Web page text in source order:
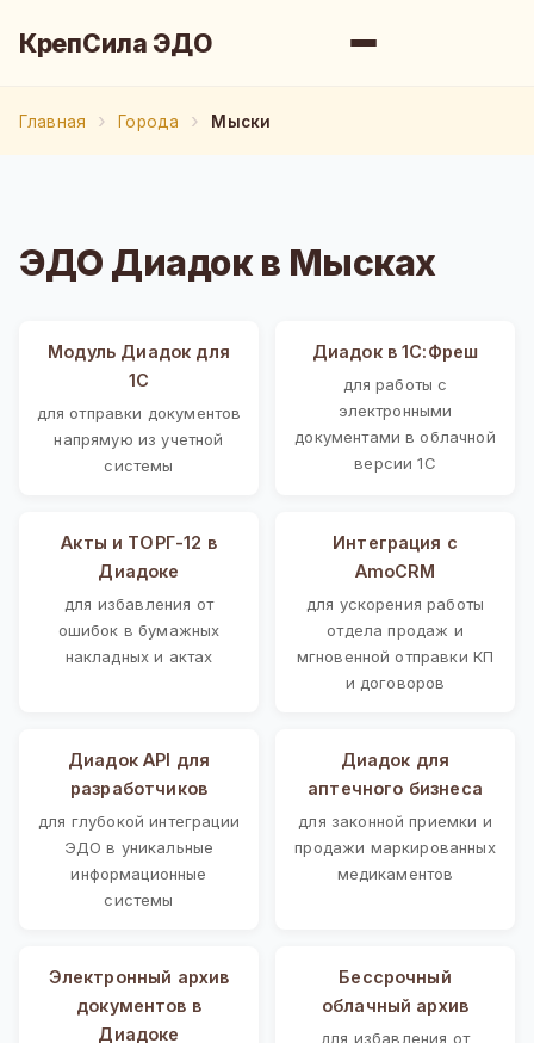
КрепСила ЭДО
Главная Города Мыски
ЭДО Диадок в Мысках
Модуль Диадок для
1С
для отправки документов
напрямую из учетной
системы
Диадок в 1С:Фреш
для работы с
электронными
документами в облачной
версии 1С
Акты и ТОРГ-12 в
Диадоке
для избавления от
ошибок в бумажных
накладных и актах
Интеграция с
AmoCRM
для ускорения работы
отдела продаж и
мгновенной отправки КП
и договоров
Диадок API для
разработчиков
для глубокой интеграции
ЭДО в уникальные
информационные
системы
Диадок для
аптечного бизнеса
для законной приемки и
продажи маркированных
медикаментов
Электронный архив
документов в
Диадоке
Бессрочный
облачный архив
для избавления от